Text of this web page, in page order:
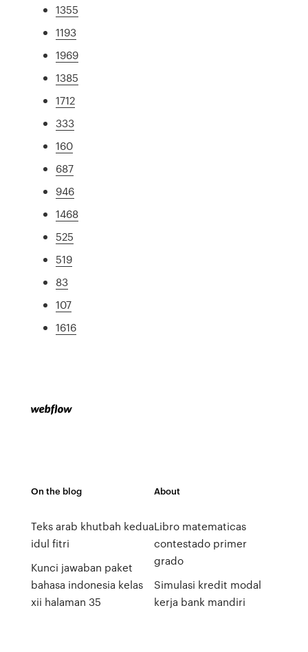
1355
1193
1969
1385
1712
333
160
687
946
1468
525
519
83
107
1616
On the blog
Teks arab khutbah kedua
idul fitri
Kunci jawaban paket
bahasa indonesia kelas
xii halaman 35
About
Libro matematicas
contestado primer
grado
Simulasi kredit modal
kerja bank mandiri